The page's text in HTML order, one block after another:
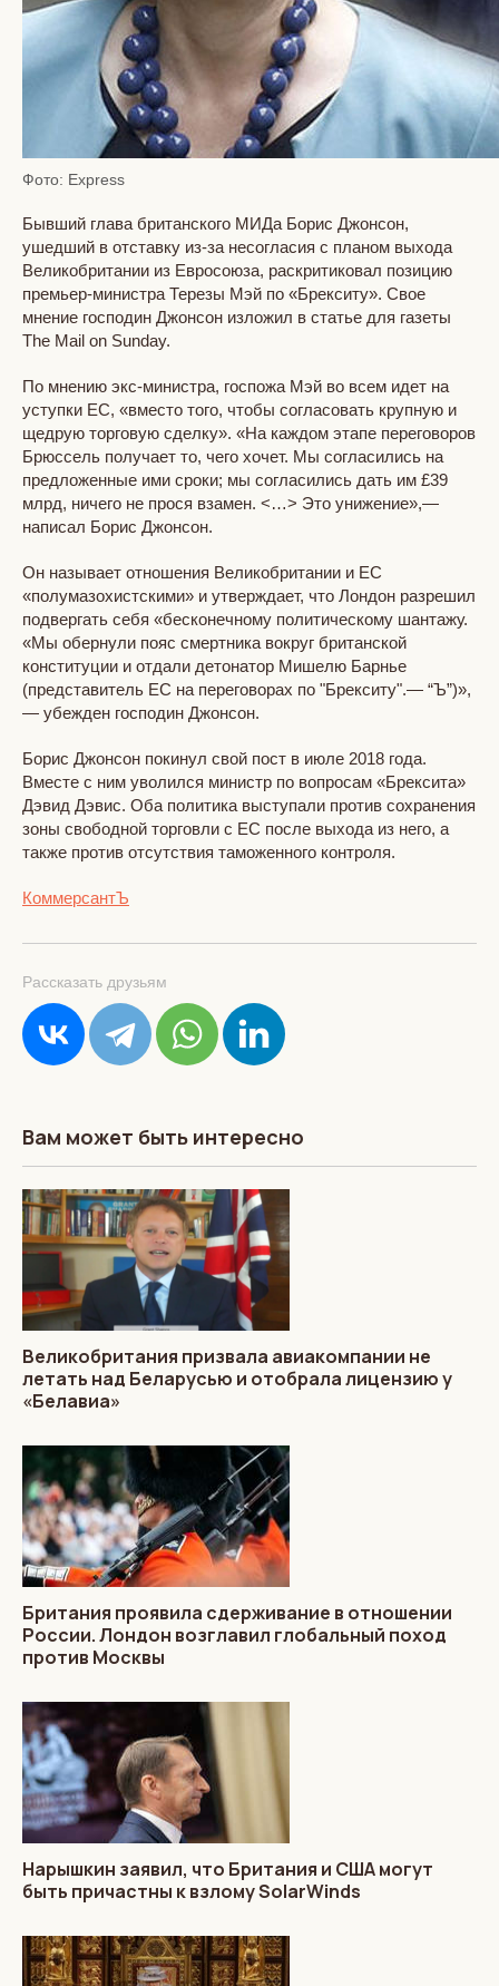
Фото: Express
Бывший глава британского МИДа Борис Джонсон,
ушедший в отставку из-за несогласия с планом выхода
Великобритании из Евросоюза, раскритиковал позицию
премьер-министра Терезы Мэй по «Брекситу». Свое
мнение господин Джонсон изложил в статье для газеты
The Mail on Sunday.
По мнению экс-министра, госпожа Мэй во всем идет на
уступки ЕС, «вместо того, чтобы согласовать крупную и
щедрую торговую сделку». «На каждом этапе переговоров
Брюссель получает то, чего хочет. Мы согласились на
предложенные ими сроки; мы согласились дать им £39
млрд, ничего не прося взамен. <…> Это унижение»,—
написал Борис Джонсон.
Он называет отношения Великобритании и ЕС
«полумазохистскими» и утверждает, что Лондон разрешил
подвергать себя «бесконечному политическому шантажу.
«Мы обернули пояс смертника вокруг британской
конституции и отдали детонатор Мишелю Барнье
(представитель ЕС на переговорах по "Брекситу".— “Ъ”)»,
— убежден господин Джонсон.
Борис Джонсон покинул свой пост в июле 2018 года.
Вместе с ним уволился министр по вопросам «Брексита»
Дэвид Дэвис. Оба политика выступали против сохранения
зоны свободной торговли с ЕС после выхода из него, а
также против отсутствия таможенного контроля.
КоммерсантЪ
Рассказать друзьям
Вам может быть интересно
Великобритания призвала авиакомпании не
летать над Беларусью и отобрала лицензию у
«Белавиа»
Британия проявила сдерживание в отношении
России. Лондон возглавил глобальный поход
против Москвы
Нарышкин заявил, что Британия и США могут
быть причастны к взлому SolarWinds